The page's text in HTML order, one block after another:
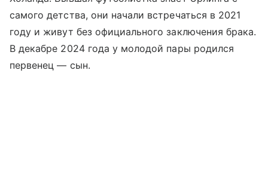
самого детства, они начали встречаться в 2021
году и живут без официального заключения брака.
В декабре 2024 года у молодой пары родился
первенец — сын.